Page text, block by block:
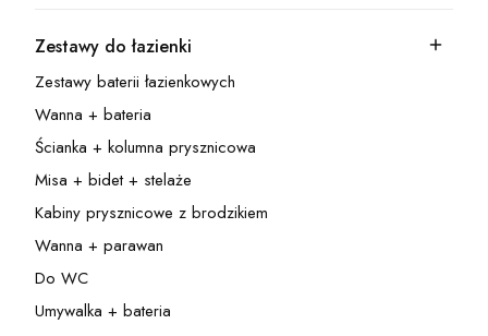
Kategoria - Zestawy do łazienki
Zestawy do łazienki
Kategoria - Zestawy baterii łazienkowych
Zestawy baterii łazienkowych
Kategoria - Wanna + bateria
Wanna + bateria
Kategoria - Ścianka + kolumna prysznicowa
Ścianka + kolumna prysznicowa
Kategoria - Misa + bidet + stelaże
Misa + bidet + stelaże
Kategoria - Kabiny prysznicowe z brodzikiem
Kabiny prysznicowe z brodzikiem
Kategoria - Wanna + parawan
Wanna + parawan
Kategoria - Do WC
Do WC
Kategoria - Umywalka + bateria
Umywalka + bateria